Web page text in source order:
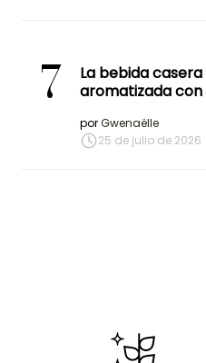
7
La bebida
aromatizada
porGwenaëlle
25 de julio de 2026